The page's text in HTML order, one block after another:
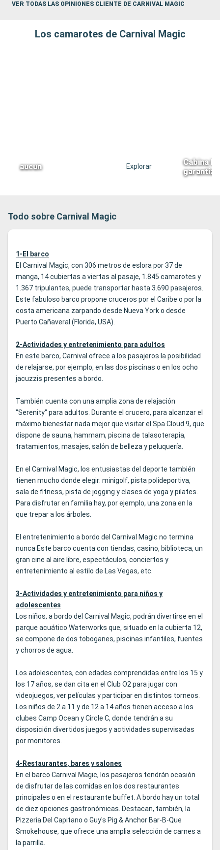
VER TODAS LAS OPINIONES CLIENTE DE CARNIVAL MAGIC
Los camarotes de Carnival Magic
aucun Explorar
Cabina
Todo sobre Carnival Magic
1-El barco
El Carnival Magic, con 306 metros de eslora por 37 de
manga, 14 cubiertas a viertas al pasaje, 1.845 camarotes y
1.367 tripulantes, puede transportar hasta 3.690 pasajeros.
Este fabuloso barco propone cruceros por el Caribe o por la
costa americana zarpando desde Nueva York o desde
Puerto Cañaveral (Florida, USA).
2-Actividades y entretenimiento para adultos
En este barco, Carnival ofrece a los pasajeros la posibilidad
de relajarse, por ejemplo, en las dos piscinas o en los ocho
jacuzzis presentes a bordo.
También cuenta con una amplia zona de relajación
"Serenity" para adultos. Durante el crucero, para alcanzar el
máximo bienestar nada mejor que visitar el Spa Cloud 9, que
dispone de sauna, hammam, piscina de talasoterapia,
tratamientos, masajes, salón de belleza y peluquería.
En el Carnival Magic, los entusiastas del deporte también
tienen mucho donde elegir: minigolf, pista polideportiva,
sala de fitness, pista de jogging y clases de yoga y pilates.
Para disfrutar en familia hay, por ejemplo, una zona en la
que trepar a los árboles.
El entretenimiento a bordo del Carnival Magic no termina
nunca Este barco cuenta con tiendas, casino, biblioteca, un
gran cine al aire libre, espectáculos, conciertos y
entretenimiento al estilo de Las Vegas, etc.
3-Actividades y entretenimiento para niños y
adolescentes
Los niños, a bordo del Carnival Magic, podrán divertirse en el
parque acuático Waterworks que, situado en la cubierta 12,
se compone de dos toboganes, piscinas infantiles, fuentes
y chorros de agua.
Los adolescentes, con edades comprendidas entre los 15 y
los 17 años, se dan cita en el Club O2 para jugar con
videojuegos, ver películas y participar en distintos torneos.
Los niños de 2 a 11 y de 12 a 14 años tienen acceso a los
clubes Camp Ocean y Circle C, donde tendrán a su
disposición divertidos juegos y actividades supervisadas
por monitores.
4-Restaurantes, bares y salones
En el barco Carnival Magic, los pasajeros tendrán ocasión
de disfrutar de las comidas en los dos restaurantes
principales o en el restaurante buffet. A bordo hay un total
de diez opciones gastronómicas. Destacan, también, la
Pizzeria Del Capitano o Guy's Pig & Anchor Bar-B-Que
Smokehouse, que ofrece una amplia selección de carnes a
la parrilla.